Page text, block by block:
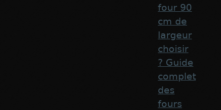
four 90
cm de
largeur
choisir
? Guide
complet
des
fours